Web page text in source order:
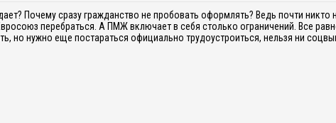
Почему сразу гражданство не пробовать оформлять? Ведь почти никто
перебраться. А ПМЖ включает в себя столько ограничений. Все
но нужно еще постараться официально трудоустроиться, нельзя ни